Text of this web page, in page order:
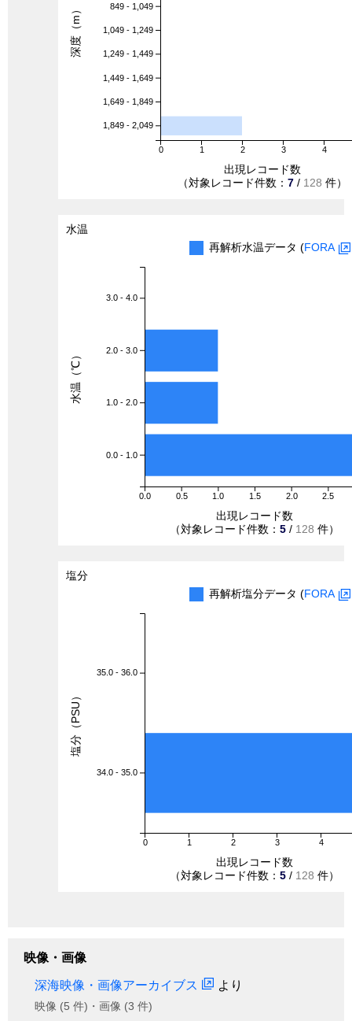
0 1 2 3 4
849 - 1,049
1,049 - 1,249
1,249 - 1,449
1,449 - 1,649
1,649 - 1,849
1,849 - 2,049
出現レコード数
（対象レコード件数： 7 / 128 件）
深度（m）
水温
再解析水温データ (FORA
0.0 0.5 1.0 1.5 2.0 2.5
3.0 - 4.0
2.0 - 3.0
1.0 - 2.0
0.0 - 1.0
出現レコード数
（対象レコード件数： 5 / 128 件）
水温（℃）
塩分
再解析塩分データ (FORA
0 1 2 3 4
35.0 - 36.0
34.0 - 35.0
出現レコード数
（対象レコード件数： 5 / 128 件）
塩分（PSU）
映像・画像
深海映像・画像アーカイブス より
映像 (5 件)・画像 (3 件)